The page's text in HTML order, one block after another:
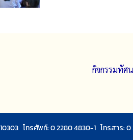
กิจกรรมทัศ
โทรศัพท์: 0 2280 4830-1 โทรสาร: 0